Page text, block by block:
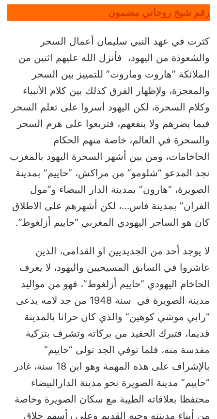
رقم شيخ روحاني مضمون
كثرت في عهد النبي سليمان أعمال السحر
والشعوذة من اليهود، فأنزل الله عليهم اثنين من
الملائكة ”هاروت وماروت” للتمييز بين السحر
والمعجزة، ولإظهار الفرق كذلك بين كلام الأنبياء
وكلام السحرة، لكن اليهود أسروا على تعلم السحر
فيما يضرهم ولا ينفعهم، فتربعوا على هرم السحر
والسحرة في العالم، خاصة منهم الحكام
الحاخامات، ومن بين أشهر السحرة اليهود بالمغرب
نجد المدعو “شلومو” من مراكش، “حاييم” بمدينة
الصويرة، “هارون” بمدينة الدار البيضاء و”مول
الفران” بمدينة فاس…، لكن أشهرهم على الاطلاق
كان هو الساحر اليهودي المغربي “حاييم أزلغوط”.
لا يوجد أحد من الجديديين او القدامى، الذين
عاشروا في السابق المسيحيين واليهود، لا يعرف
الحاخام اليهودي “حاييم أزلغوط”، فهو من مواليد
مدينة الصويرة في سنة 1948 من جد لامه يدعى
“رابي موشي كوهين” والذي كان حزانا بالمدينة
قديما، فتبرك الحفيد من بركاته وتشرف بتزكية
مقدسة منه، فلما توفي الجد تولى “حاييم”
بالإشراف على هذه المهمة وهو ابن 18 سنة، غادر
“حاييم” مدينة الصويرة نحو مدينة الدارالبيضاء
محتفظا بعلاقاته الطيبة مع سكان الصويرة وخاصة
من أبناء مدينته وحيه القديم وعلى رأسهم حلاق